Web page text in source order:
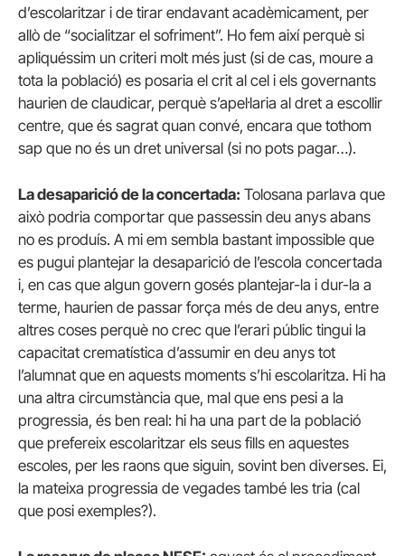
d’escolaritzar i de tirar endavant acadèmicament, per
allò de “socialitzar el sofriment”. Ho fem així perquè si
apliquéssim un criteri molt més just (si de cas, moure a
tota la població) es posaria el crit al cel i els governants
haurien de claudicar, perquè s’apel·laria al dret a escollir
centre, que és sagrat quan convé, encara que tothom
sap que no és un dret universal (si no pots pagar…).
La desaparició de la concertada: Tolosana parlava que
això podria comportar que passessin deu anys abans
no es produís. A mi em sembla bastant impossible que
es pugui plantejar la desaparició de l’escola concertada
i, en cas que algun govern gosés plantejar-la i dur-la a
terme, haurien de passar força més de deu anys, entre
altres coses perquè no crec que l’erari públic tingui la
capacitat crematística d’assumir en deu anys tot
l’alumnat que en aquests moments s’hi escolaritza. Hi ha
una altra circumstància que, mal que ens pesi a la
progressia, és ben real: hi ha una part de la població
que prefereix escolaritzar els seus fills en aquestes
escoles, per les raons que siguin, sovint ben diverses. Ei,
la mateixa progressia de vegades també les tria (cal
que posi exemples?).